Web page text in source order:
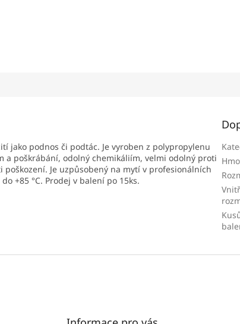
jako podnos či podtác. Je vyroben z polypropylenu
a poškrábání, odolný chemikáliím, velmi odolný proti
Je uzpůsobený na mytí v profesionálních
+85 °C. Prodej v balení po 15ks.